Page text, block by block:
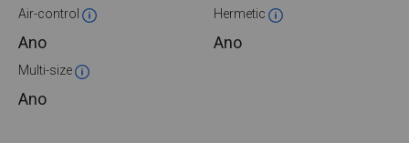
Air-control
Ano
Hermetic
Ano
Multi-size
Ano